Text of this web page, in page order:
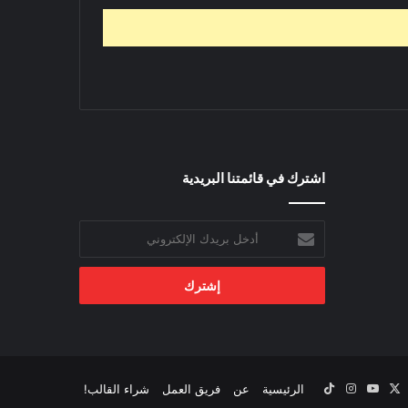
اشترك في قائمتنا البريدية
بريدك
الإلكتروني
الرئيسية عن فريق العمل شراء القالب! ‫YouTubeانستقرام‫TikTok